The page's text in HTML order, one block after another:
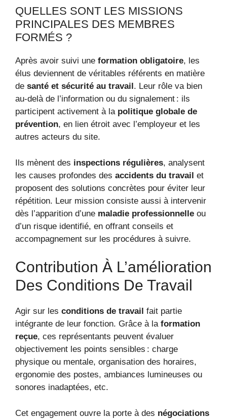
QUELLES SONT LES MISSIONS
PRINCIPALES DES MEMBRES
FORMÉS ?
Après avoir suivi une formation obligatoire, les
élus deviennent de véritables référents en matière
de santé et sécurité au travail. Leur rôle va bien
au-delà de l’information ou du signalement : ils
participent activement à la politique globale de
prévention, en lien étroit avec l’employeur et les
autres acteurs du site.
Ils mènent des inspections régulières, analysent
les causes profondes des accidents du travail et
proposent des solutions concrètes pour éviter leur
répétition. Leur mission consiste aussi à intervenir
dès l’apparition d’une maladie professionnelle ou
d’un risque identifié, en offrant conseils et
accompagnement sur les procédures à suivre.
Contribution À L’amélioration
Des Conditions De Travail
Agir sur les conditions de travail fait partie
intégrante de leur fonction. Grâce à la formation
reçue, ces représentants peuvent évaluer
objectivement les points sensibles : charge
physique ou mentale, organisation des horaires,
ergonomie des postes, ambiances lumineuses ou
sonores inadaptées, etc.
Cet engagement ouvre la porte à des négociations